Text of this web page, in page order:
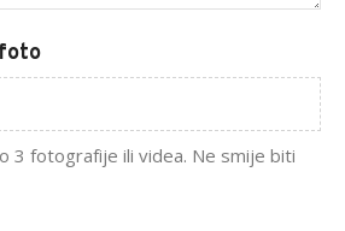
3 fotografije ili videa. Ne smije biti